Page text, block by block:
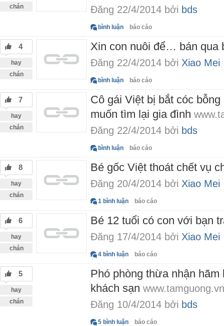
chán
Đăng 22/4/2014 bởi bds
bình luận báo cáo
4
hay
chán
Xin con nuôi để… bán qua
Đăng 22/4/2014 bởi Xiao Mei
bình luận báo cáo
7
hay
chán
Cô gái Việt bị bắt cóc
muốn tìm lại gia đình
Đăng 22/4/2014 bởi bds
bình luận báo cáo
8
hay
chán
Bé gốc Việt thoát chết vụ
Đăng 20/4/2014 bởi Xiao Mei
1 bình luận báo cáo
6
hay
chán
Bé 12 tuổi có con với bạn
Đăng 17/4/2014 bởi Xiao Mei
4 bình luận báo cáo
5
hay
chán
Phó phòng thừa nhận
khách sạn www.tamguong.vn
Đăng 10/4/2014 bởi bds
5 bình luận báo cáo